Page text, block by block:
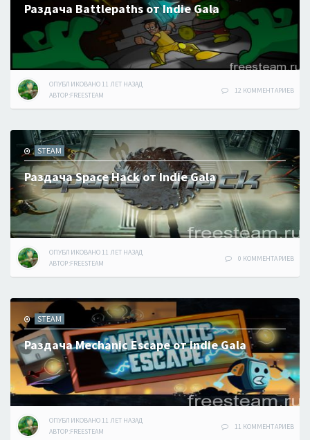
Раздача Battlepaths от Indie Gala
ОПУБЛИКОВАНО 11 ЛЕТНАЗАД
АВТОР:FREESTEAM
12 КОММЕНТАРИЕВ
STEAM
Раздача Space Hack от Indie Gala
ОПУБЛИКОВАНО 11 ЛЕТНАЗАД
АВТОР:FREESTEAM
0 КОММЕНТАРИЕВ
STEAM
Раздача Mechanic Escape от Indie Gala
ОПУБЛИКОВАНО 11 ЛЕТНАЗАД
АВТОР:FREESTEAM
11 КОММЕНТАРИЕВ